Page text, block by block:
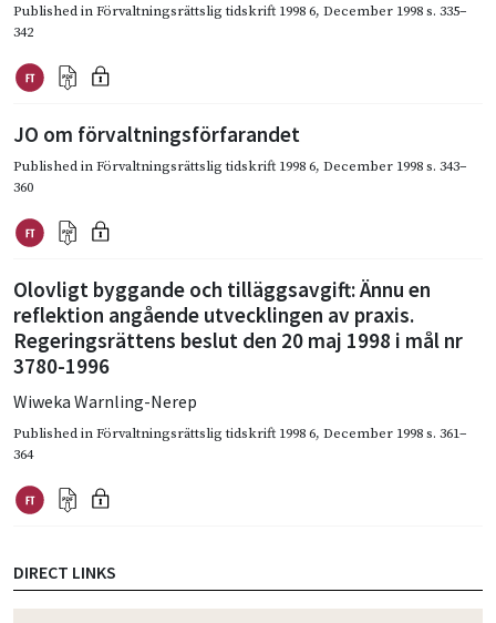
Published inFörvaltningsrättslig tidskrift 1998 6, December 1998s. 335–
342
JO om förvaltningsförfarandet
Published inFörvaltningsrättslig tidskrift 1998 6, December 1998s. 343–
360
Olovligt byggande och tilläggsavgift: Ännu en
reflektion angående utvecklingen av praxis.
Regeringsrättens beslut den 20 maj 1998 i mål nr
3780-1996
Wiweka Warnling-Nerep
Published inFörvaltningsrättslig tidskrift 1998 6, December 1998s. 361–
364
DIRECT LINKS